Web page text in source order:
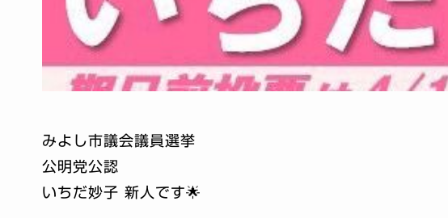
みよし市議会議員選挙
公明党公認
いちだ妙子 新人です🌟